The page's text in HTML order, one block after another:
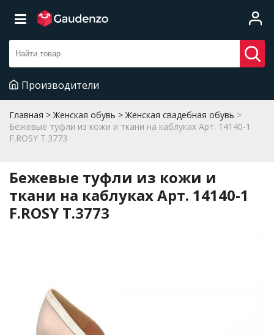
Производители
Главная Женская обувь
Женская свадебная обувь
Бежевые туфли из кожи и ткани на каблуках Арт. 14140-1
F.ROSY T.3773
Бежевые туфли из кожи и
ткани на каблуках Арт. 14140-1
F.ROSY T.3773